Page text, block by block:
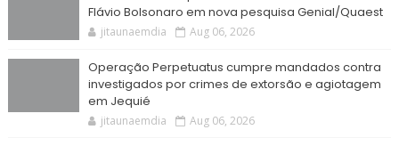
Flávio Bolsonaro em nova pesquisa Genial/Quaest
jitaunaemdia Aug 06, 2026
Operação Perpetuatus cumpre mandados contra
investigados por crimes de extorsão e agiotagem
em Jequié
jitaunaemdia Aug 06, 2026